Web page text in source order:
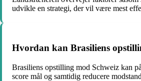
udvikle en strategi, der vil være mest
Hvordan kan Brasiliens
Brasiliens opstilling mod Schweiz kan
score mål og samtidig reducere